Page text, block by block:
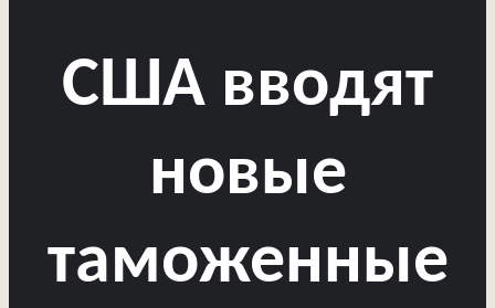
США вводят
новые
таможенные